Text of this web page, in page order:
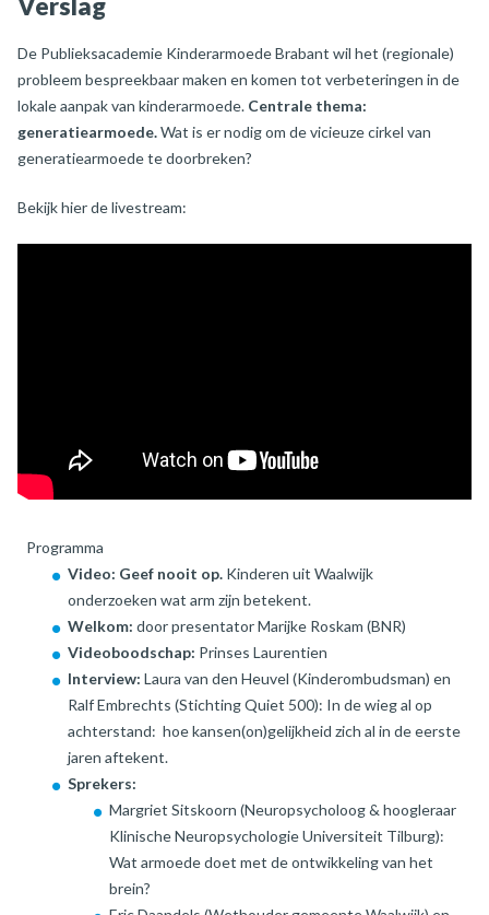
Verslag
De Publieksacademie Kinderarmoede Brabant wil het (regionale)
probleem bespreekbaar maken en komen tot verbeteringen in de
lokale aanpak van kinderarmoede. Centrale thema:
generatiearmoede.Wat is er nodig om de vicieuze cirkel van
generatiearmoede te doorbreken?
Bekijk hier de livestream:
Programma
Video: Geef nooit op. Kinderen uit Waalwijk
onderzoeken wat arm zijn betekent.
Welkom: door presentator Marijke Roskam (BNR)
Videoboodschap: Prinses Laurentien
Interview: Laura van den Heuvel (Kinderombudsman) en
Ralf Embrechts (Stichting Quiet 500): In de wieg al op
achterstand: hoe kansen(on)gelijkheid zich al in de eerste
jaren aftekent.
Sprekers:
Margriet Sitskoorn (Neuropsycholoog & hoogleraar
Klinische Neuropsychologie Universiteit Tilburg):
Wat armoede doet met de ontwikkeling van het
brein?